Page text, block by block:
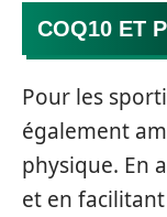
COQ10 ET
Pour les
également
physique. En
et en